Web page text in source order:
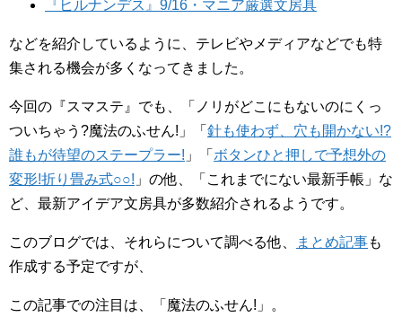
『ヒルナンデス』9/16・マニア厳選文房具
などを紹介しているように、テレビやメディアなどでも特
集される機会が多くなってきました。
今回の『スマステ』でも、「ノリがどこにもないのにくっ
ついちゃう?魔法のふせん!」「 針も使わず、穴も開かない!?
誰もが待望のステープラー! 」「 ボタンひと押しで予想外の
変形!折り畳み式○○! 」の他、「これまでにない最新手帳」な
ど、最新アイデア文房具が多数紹介されるようです。
このブログでは、それらについて調べる他、 まとめ記事も
作成する予定ですが、
この記事での注目は、「魔法のふせん!」。